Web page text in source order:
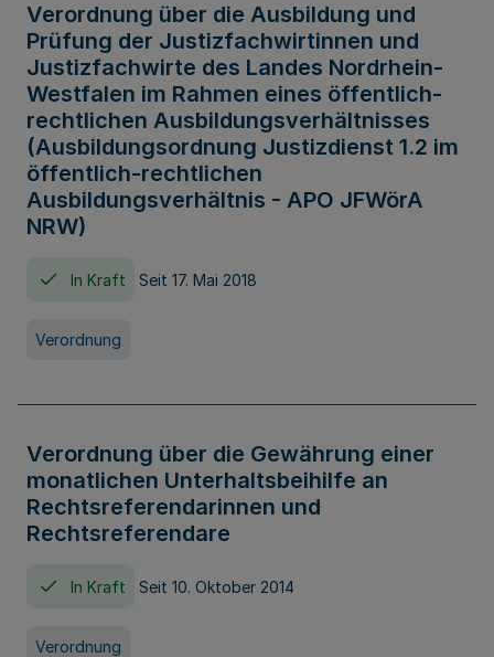
Verordnung über die Ausbildung und
Prüfung der Justizfachwirtinnen und
Justizfachwirte des Landes Nordrhein-
Westfalen im Rahmen eines öffentlich-
rechtlichen Ausbildungsverhältnisses
(Ausbildungsordnung Justizdienst 1.2 im
öffentlich-rechtlichen
Ausbildungsverhältnis - APO JFWörA
NRW)
In Kraft Seit 17. Mai 2018
Verordnung
Verordnung über die Gewährung einer
monatlichen Unterhaltsbeihilfe an
Rechtsreferendarinnen und
Rechtsreferendare
In Kraft Seit 10. Oktober 2014
Verordnung